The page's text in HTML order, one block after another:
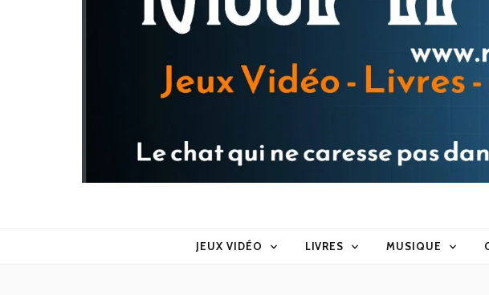
Raoul le blog
JEUX VIDÉO LIVRES MUSIQUE